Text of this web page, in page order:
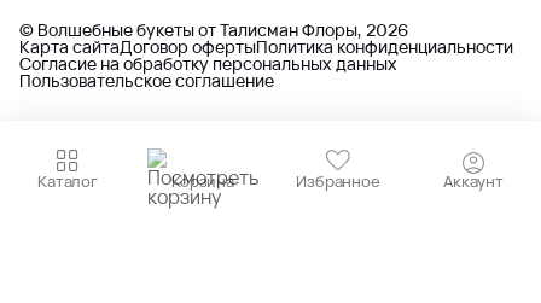
Каталог Корзина Избранное Аккаунт
© Волшебные букеты от Талисман Флоры, 2026
Карта сайтаДоговор офертыПолитика конфиденциальности
Согласие на обработку персональных данных
Пользовательское соглашение